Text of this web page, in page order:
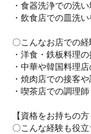
・食器洗浄での洗
・飲食店での皿洗
〇こんなお店での
・洋食・鉄板料理
・中華や韓国料理
・焼肉店での接客
・喫茶店での調理
【資格をお持ちの方
〇こんな経験も役立